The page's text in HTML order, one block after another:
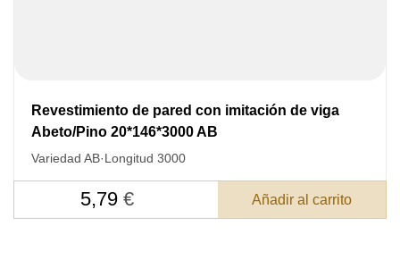
Revestimiento de pared con imitación de viga
Abeto/Pino 20*146*3000 AB
Variedad AB·Longitud 3000
5,79 € Añadir al carrito